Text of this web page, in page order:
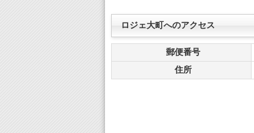
ロジェ大町へのアクセス
郵便番号
住所